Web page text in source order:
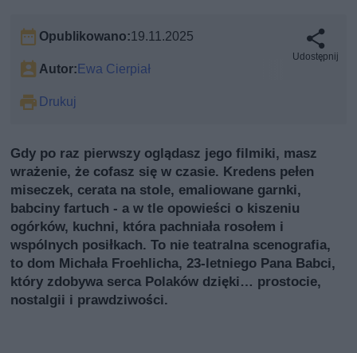
Opublikowano:19.11.2025
Autor:Ewa Cierpiał
Drukuj
Udostępnij
Gdy po raz pierwszy oglądasz jego filmiki, masz
wrażenie, że cofasz się w czasie. Kredens pełen
miseczek, cerata na stole, emaliowane garnki,
babciny fartuch - a w tle opowieści o kiszeniu
ogórków, kuchni, która pachniała rosołem i
wspólnych posiłkach. To nie teatralna scenografia,
to dom Michała Froehlicha, 23-letniego Pana Babci,
który zdobywa serca Polaków dzięki… prostocie,
nostalgii i prawdziwości.